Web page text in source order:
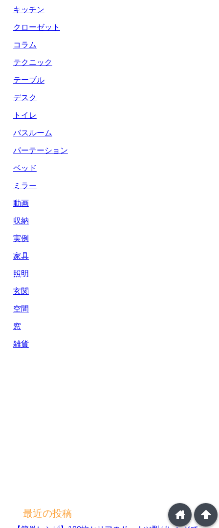
キッチン
クローゼット
コラム
テクニック
テーブル
デスク
トイレ
バスルーム
パーテーション
ベッド
ミラー
動画
収納
実例
家具
照明
玄関
空間
窓
雑貨
最近の投稿 arrowup
home